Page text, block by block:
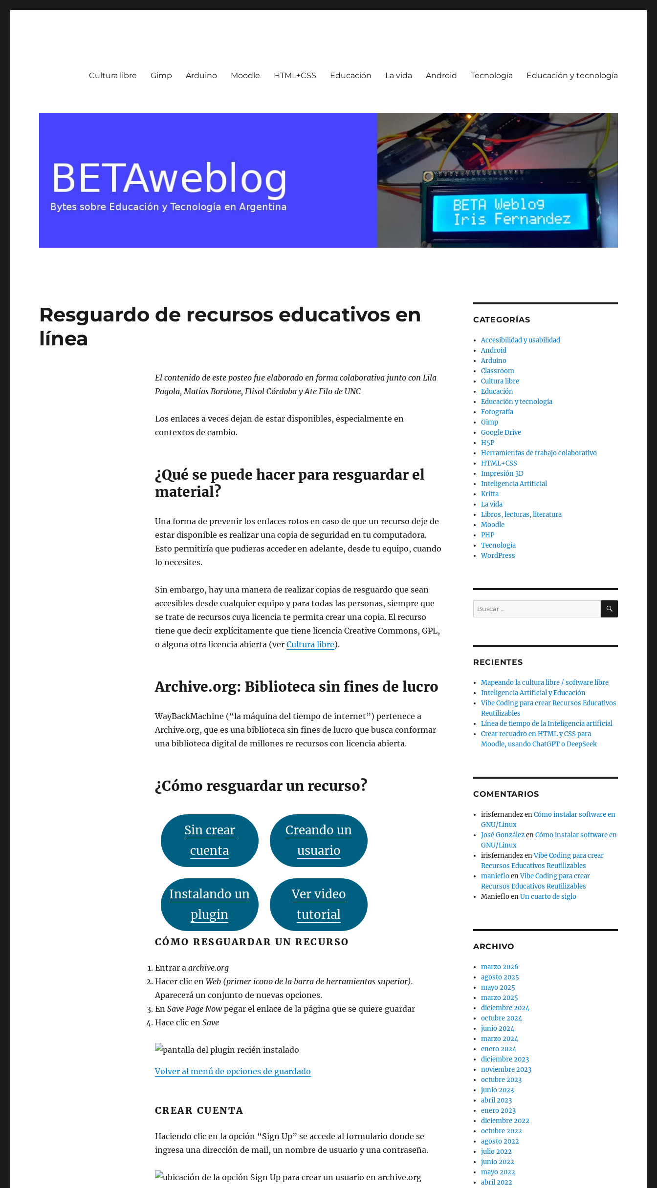
Cultura libre Gimp Arduino Moodle HTML+CSS Educación La vida Android Tecnología Educación y tecnología
Resguardo de recursos educativos en
línea
El contenido de este posteo fue elaborado en forma colaborativa junto con Lila
Pagola, Matías Bordone, Flisol Córdoba y Ate Filo de UNC
Los enlaces a veces dejan de estar disponibles, especialmente en
contextos de cambio.
¿Qué se puede hacer para resguardar el
material?
Una forma de prevenir los enlaces rotos en caso de que un recurso deje de
estar disponible es realizar una copia de seguridad en tu computadora.
Esto permitiría que pudieras acceder en adelante, desde tu equipo, cuando
lo necesites.
Sin embargo, hay una manera de realizar copias de resguardo que sean
accesibles desde cualquier equipo y para todas las personas, siempre que
se trate de recursos cuya licencia te permita crear una copia. El recurso
tiene que decir explícitamente que tiene licencia Creative Commons, GPL,
o alguna otra licencia abierta (ver Cultura libre).
Archive.org: Biblioteca sin fines de lucro
WayBackMachine (“la máquina del tiempo de internet”) pertenece a
Archive.org, que es una biblioteca sin fines de lucro que busca conformar
una biblioteca digital de millones re recursos con licencia abierta.
¿Cómo resguardar un recurso?
Sin crear
cuenta
Creando un
usuario
Instalando un
plugin
Ver video
tutorial
CÓMO RESGUARDAR UN RECURSO
Entrar a archive.org
Hacer clic en Web (primer icono de la barra de herramientas superior).
Aparecerá un conjunto de nuevas opciones.
En Save Page Nowpegar el enlace de la página que se quiere guardar
Hace clic en Save
Volver al menú de opciones de guardado
CREAR CUENTA
Haciendo clic en la opción “Sign Up” se accede al formulario donde se
ingresa una dirección de mail, un nombre de usuario y una contraseña.
CATEGORÍAS
Accesibilidad y usabilidad
Android
Arduino
Classroom
Cultura libre
Educación
Educación y tecnología
Fotografía
Gimp
Google Drive
H5P
Herramientas de trabajo colaborativo
HTML+CSS
Impresión 3D
Inteligencia Artificial
Kritta
La vida
Libros, lecturas, literatura
Moodle
PHP
Tecnología
WordPress
Buscar
por:
BUSCAR
RECIENTES
Mapeando la cultura libre / software libre
Inteligencia Artificial y Educación
Vibe Coding para crear Recursos Educativos
Reutilizables
Línea de tiempo de la Inteligencia artificial
Crear recuadro en HTML y CSS para
Moodle, usando ChatGPT o DeepSeek
COMENTARIOS
irisfernandezenCómo instalar software en
GNU/Linux
José GonzálezenCómo instalar software en
GNU/Linux
irisfernandezenVibe Coding para crear
Recursos Educativos Reutilizables
maniefloenVibe Coding para crear
Recursos Educativos Reutilizables
ManiefloenUn cuarto de siglo
ARCHIVO
marzo 2026
agosto 2025
mayo 2025
marzo 2025
diciembre 2024
octubre 2024
junio 2024
marzo 2024
enero 2024
diciembre 2023
noviembre 2023
octubre 2023
junio 2023
abril 2023
enero 2023
diciembre 2022
octubre 2022
agosto 2022
julio 2022
junio 2022
mayo 2022
abril 2022